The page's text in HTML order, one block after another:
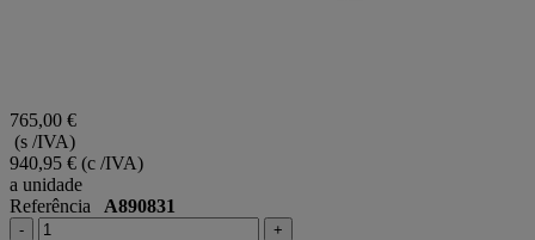
765,00 €
(s /IVA)
940,95 € (c /IVA)
a unidade
Referência A890831
- +